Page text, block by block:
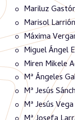
Mariluz
Marisol
Máxima
Miguel Ángel
Miren Mikele
Mª Ángeles
Mª Jesús
Mª Jesús